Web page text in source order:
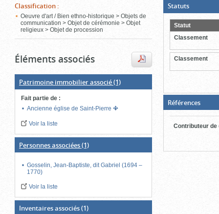
Classification :
Oeuvre d'art / Bien ethno-historique > Objets de
communication > Objet de cérémonie > Objet
religieux > Objet de procession
Éléments associés
Patrimoine immobilier associé(1)
Fait partie de :
Ancienne église de Saint-Pierre
Voir la liste
Personnes associées(1)
Gosselin, Jean-Baptiste, dit Gabriel (1694 –
1770)
Voir la liste
Inventaires associés(1)
Statuts(Boite
ouverte,
cliquer
pour
fermer)
Statut
Classement
Classement
Références(Boite
pour
Contributeur de